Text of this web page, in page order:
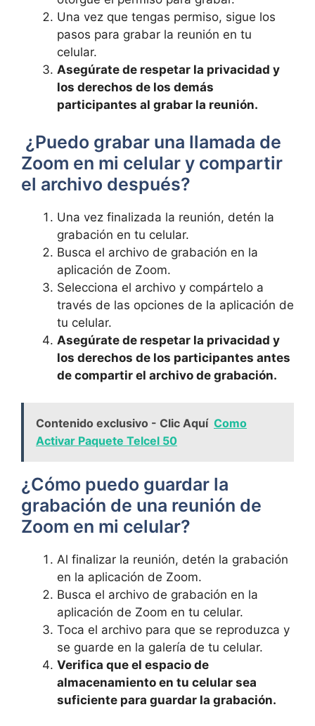
Una vez que tengas permiso, sigue los‌
pasos‍ para grabar la reunión en​ tu
celular.
Asegúrate de respetar la privacidad y
los ⁤derechos de los demás⁣
participantes al grabar ‌la reunión.
​ ¿Puedo grabar una‌ llamada de
⁤Zoom en ⁢mi celular ⁣y‌ compartir
el archivo⁤ después?
Una⁣ vez finalizada ⁢la ⁢reunión,⁤ detén⁤ la⁣
grabación en⁤ tu celular.
Busca el archivo de grabación⁤ en la
aplicación de ⁣Zoom.
Selecciona el archivo y ⁢compártelo a
través de ⁣las‍ opciones de la aplicación de
tu‍ celular.
Asegúrate de respetar ⁢la privacidad‌ y
los derechos de los ⁣participantes antes⁢
de compartir ‌el archivo de ‌grabación.
Contenido exclusivo - Clic Aquí Como
Activar Paquete Telcel 50
¿Cómo puedo​ guardar⁤ la
grabación ⁤de ​una reunión de
Zoom en mi celular?
Al finalizar la reunión, detén‍ la grabación​
en la aplicación de⁤ Zoom.
Busca ​el archivo de grabación en la
‌aplicación de Zoom en tu ​celular.
Toca el archivo para que se‍ reproduzca y
‌se guarde en la ⁢galería de ⁣tu⁣ celular.
Verifica que el espacio de
almacenamiento en tu celular ‌sea ​
suficiente para guardar la grabación.